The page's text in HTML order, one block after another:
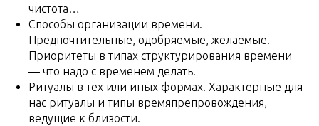
чистота…
Способы организации времени.
Предпочтительные, одобряемые, желаемые.
Приоритеты в типах структурирования времени
— что надо с временем делать.
Ритуалы в тех или иных формах. Характерные для
нас ритуалы и типы времяпрепровождения,
ведущие к близости.